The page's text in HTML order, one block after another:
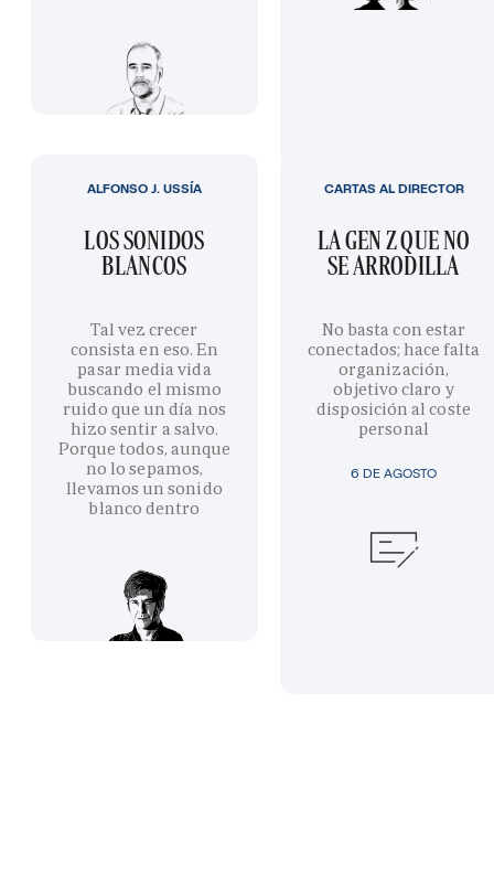
LOS SONIDOS
BLANCOS
Tal vez crecer
consista en eso. En
pasar media vida
buscando el mismo
ruido que un día nos
hizo sentir a salvo.
Porque todos, aunque
no lo sepamos,
llevamos un sonido
blanco dentro
ALFONSO J. USSÍA
6 DE AGOSTO
LA GEN Z QUE NO
SE ARRODILLA
No basta con estar
conectados; hace falta
organización,
objetivo claro y
disposición al coste
personal
CARTAS AL DIRECTOR